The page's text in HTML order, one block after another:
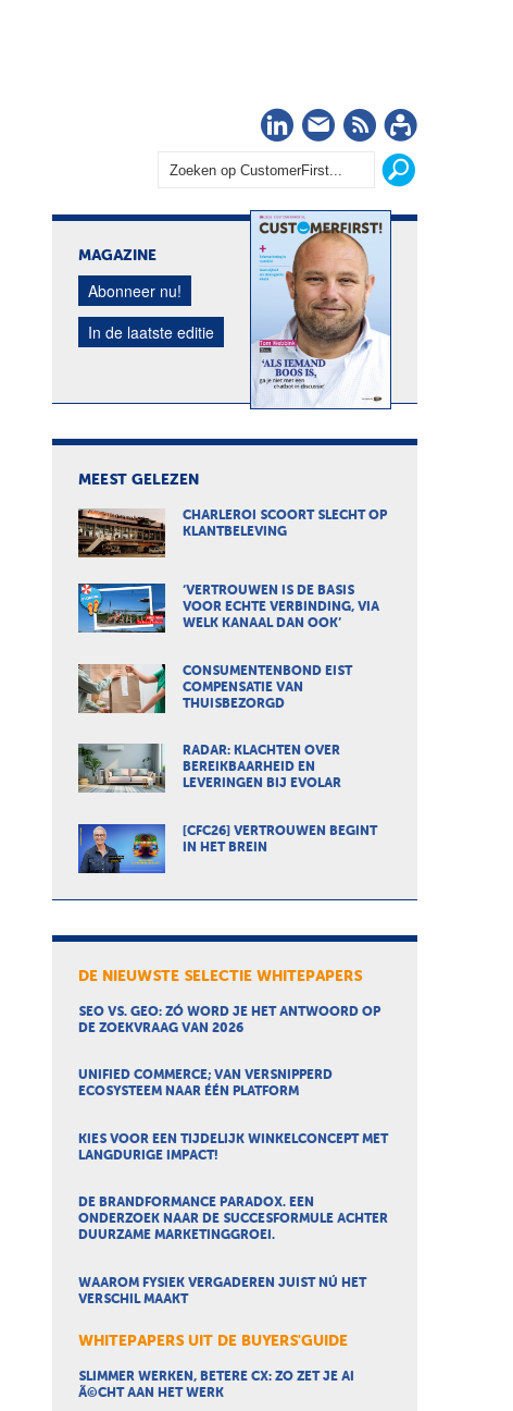
LinkedIn
Nieuwsbrief
RSS
MAGAZINE
Abonneer nu!
In de laatste editie
MEEST GELEZEN
CHARLEROI SCOORT SLECHT OP
KLANTBELEVING
‘VERTROUWEN IS DE BASIS
VOOR ECHTE VERBINDING, VIA
WELK KANAAL DAN OOK’
CONSUMENTENBOND EIST
COMPENSATIE VAN
THUISBEZORGD
RADAR: KLACHTEN OVER
BEREIKBAARHEID EN
LEVERINGEN BIJ EVOLAR
[CFC26] VERTROUWEN BEGINT
IN HET BREIN
DE NIEUWSTE SELECTIE WHITEPAPERS
SEO VS. GEO: ZÓ WORD JE HET ANTWOORD OP
DE ZOEKVRAAG VAN 2026
UNIFIED COMMERCE; VAN VERSNIPPERD
ECOSYSTEEM NAAR ÉÉN PLATFORM
KIES VOOR EEN TIJDELIJK WINKELCONCEPT MET
LANGDURIGE IMPACT!
DE BRANDFORMANCE PARADOX. EEN
ONDERZOEK NAAR DE SUCCESFORMULE ACHTER
DUURZAME MARKETINGGROEI.
WAAROM FYSIEK VERGADEREN JUIST NÚ HET
VERSCHIL MAAKT
WHITEPAPERS UIT DE BUYERS'GUIDE
SLIMMER WERKEN, BETERE CX: ZO ZET JE AI
Ã©CHT AAN HET WERK